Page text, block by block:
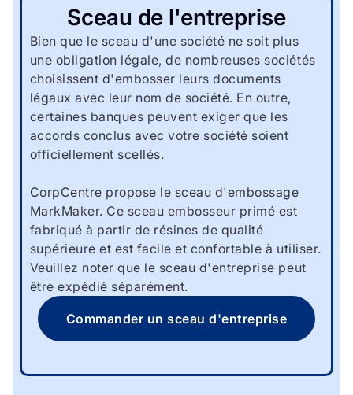
Sceau de l'entreprise
Bien que le sceau d'une société ne soit plus
une obligation légale, de nombreuses sociétés
choisissent d'embosser leurs documents
légaux avec leur nom de société. En outre,
certaines banques peuvent exiger que les
accords conclus avec votre société soient
officiellement scellés.
CorpCentre propose le sceau d'embossage
MarkMaker. Ce sceau embosseur primé est
fabriqué à partir de résines de qualité
supérieure et est facile et confortable à utiliser.
Veuillez noter que le sceau d'entreprise peut
être expédié séparément.
Commander un sceau d'entreprise